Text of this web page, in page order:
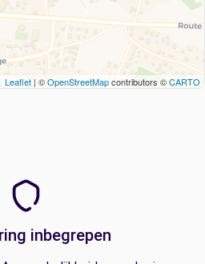
Leaflet | ©OpenStreetMapcontributors ©CARTO
inbegrepen